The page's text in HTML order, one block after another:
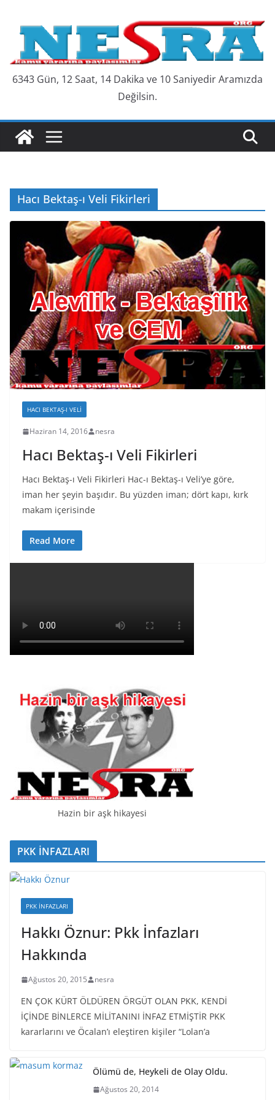
content
6343 Gün, 12 Saat, 14 Dakika ve 11 Saniyedir Aramızda
Değilsin.
Hacı Bektaş-ı Veli Fikirleri
HACI BEKTAŞ-I VELI
Haziran 14, 2016 nesra
Hacı Bektaş-ı Veli Fikirleri
Hacı Bektaş-ı Veli Fikirleri Hac-ı Bektaş-ı Veli’ye göre,
iman her şeyin başıdır. Bu yüzden iman; dört kapı, kırk
makam içerisinde
Read More
Hazin bir aşk hikayesi
PKK İNFAZLARI
PKK İNFAZLARI
Hakkı Öznur: Pkk İnfazları
Hakkında
Ağustos 20, 2015 nesra
EN ÇOK KÜRT ÖLDÜREN ÖRGÜT OLAN PKK, KENDİ
İÇİNDE BİNLERCE MİLİTANINI İNFAZ ETMİŞTİR PKK
kararlarını ve Öcalan’ı eleştiren kişiler “Lolan’a
Ölümü de, Heykeli de Olay Oldu.
Ağustos 20, 2014